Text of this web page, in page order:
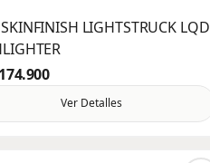
LIGHTSTRUCK LQD
Ver Detalles